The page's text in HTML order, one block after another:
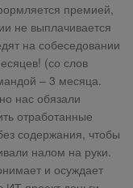
премией,
не выплачивается
на собеседовании
(со слов
– 3 месяца.
нас обязали
отработанные
содержания, чтобы
налом на руки.
и осуждает